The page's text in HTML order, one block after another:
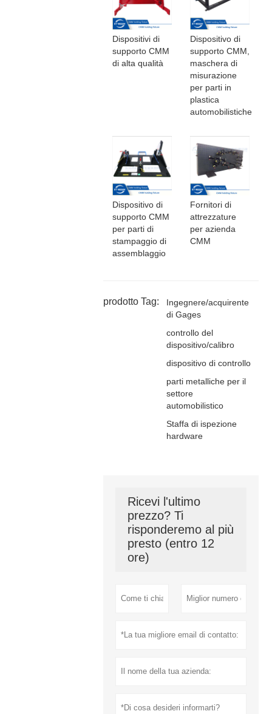
Dispositivi di
supporto CMM
di alta qualità
Dispositivo di
supporto CMM,
maschera di
misurazione
per parti in
plastica
automobilistiche
Dispositivo di
supporto CMM
per parti di
stampaggio di
assemblaggio
Fornitori di
attrezzature
per azienda
CMM
prodotto Tag:
Ingegnere/acquirente
di Gages
controllo del
dispositivo/calibro
dispositivo di controllo
parti metalliche per il
settore
automobilistico
Staffa di ispezione
hardware
Ricevi l'ultimo
prezzo? Ti
risponderemo al più
presto (entro 12
ore)